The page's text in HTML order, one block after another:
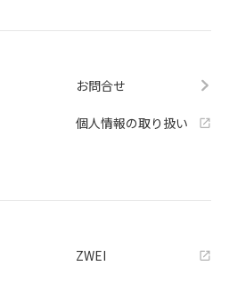
お問合せ
個人情報の取り扱い
ZWEI